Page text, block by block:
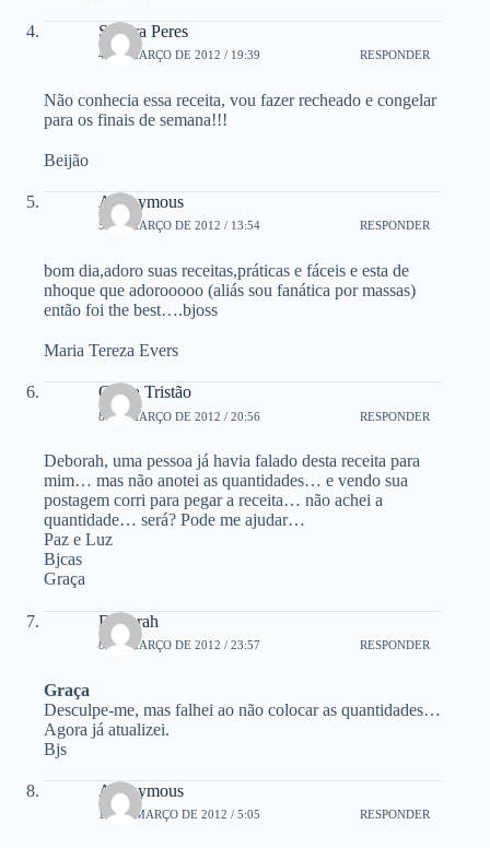
Sandra Peres
4 DE MARÇO DE 2012 / 19:39 RESPONDER
Não conhecia essa receita, vou fazer recheado e congelar
para os finais de semana!!!
Beijão
Anonymous
5 DE MARÇO DE 2012 / 13:54 RESPONDER
bom dia,adoro suas receitas,práticas e fáceis e esta de
nhoque que adorooooo (aliás sou fanática por massas)
então foi the best….bjoss
Maria Tereza Evers
Graça Tristão
8 DE MARÇO DE 2012 / 20:56 RESPONDER
Deborah, uma pessoa já havia falado desta receita para
mim… mas não anotei as quantidades… e vendo sua
postagem corri para pegar a receita… não achei a
quantidade… será? Pode me ajudar…
Paz e Luz
Bjcas
Graça
Deborah
8 DE MARÇO DE 2012 / 23:57 RESPONDER
Graça
Desculpe-me, mas falhei ao não colocar as quantidades…
Agora já atualizei.
Bjs
Anonymous
10 DE MARÇO DE 2012 / 5:05 RESPONDER